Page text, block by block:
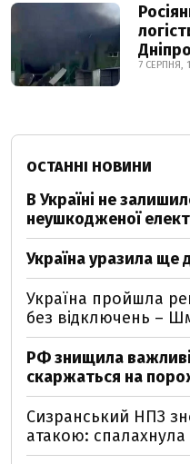
7 СЕРПНЯ,
ОСТАННІ НОВИНИ
В Україні не
неушкодженої
Україна уразила ще
Україна пройшла
без відключень –
РФ знищила
скаржаться на
Сизранський НПЗ
атакою: